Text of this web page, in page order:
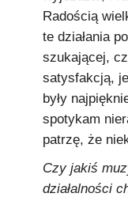
Radością
te działania
szukającej,
satysfakcją,
były
spotykam
patrzę, że
Czy jakiś
działalności